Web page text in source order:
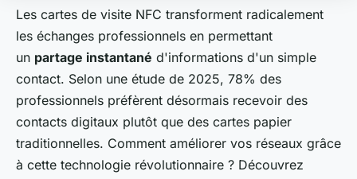
Les cartes de visite NFC transforment radicalement
les échanges professionnels en permettant
un partage instantané d'informations d'un simple
contact. Selon une étude de 2025, 78% des
professionnels préfèrent désormais recevoir des
contacts digitaux plutôt que des cartes papier
traditionnelles. Comment améliorer vos réseaux grâce
à cette technologie révolutionnaire ? Découvrez